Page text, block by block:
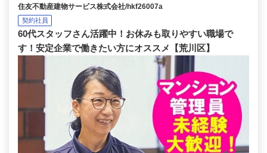
住友不動産建物サービス株式会社/hkf26007a
契約社員
60代スタッフさん活躍中！お休みも取りやすい職場で
す！安定企業で働きたい方にオススメ【荒川区】